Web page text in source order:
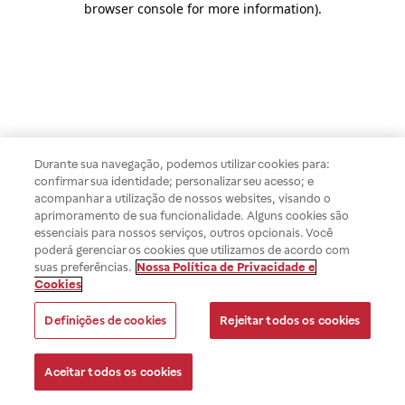
browser console for more information).
Durante sua navegação, podemos utilizar cookies para:
confirmar sua identidade; personalizar seu acesso; e
acompanhar a utilização de nossos websites, visando o
aprimoramento de sua funcionalidade. Alguns cookies são
essenciais para nossos serviços, outros opcionais. Você
poderá gerenciar os cookies que utilizamos de acordo com
suas preferências. Nossa Política de Privacidade e
Cookies
Definições de cookies Rejeitar todos os cookies
Aceitar todos os cookies